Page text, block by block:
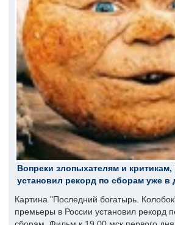
Вопреки злопыхателям и
установил рекорд по сборам уже в
Картина "Последний богатырь.
премьеры в России установил рекорд